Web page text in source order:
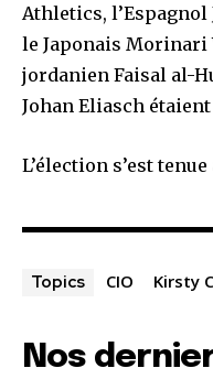
Athletics, l’Espagnol
le Japonais Morinari
jordanien Faisal al-
Johan Eliasch
L’élection s’est
Topics CIO Kirsty
Nos